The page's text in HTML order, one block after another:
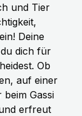
und Tier
Deine
dich für
Ob
auf einer
Gassi
erfreut